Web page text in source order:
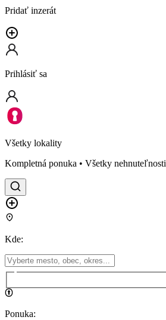
Pridať inzerát
Prihlásiť sa
Všetky lokality
Kompletná ponuka • Všetky nehnuteľnosti
Kde:
Ponuka: